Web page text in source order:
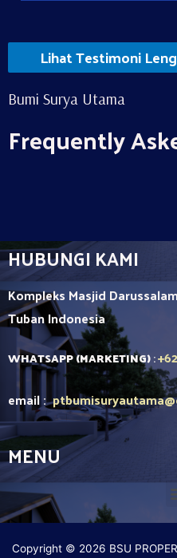
Lihat Testimoni
Bumi Surya Utama
Frequently
HUBUNGI KAMI
Kompleks Masjid
TubanIndonesia
WHATSAPP (MARKETING):
email :ptbumisuryautama
MENU
Copyright © 2026 BSU